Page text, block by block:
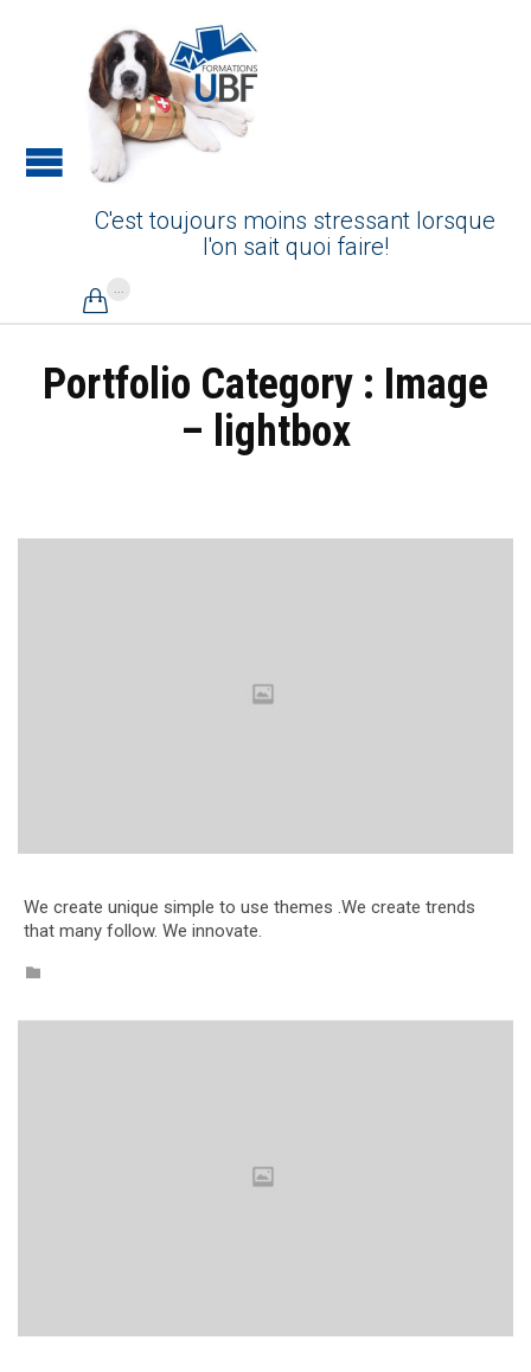
C'est toujours moins stressant lorsque
l'on sait quoi faire!

Portfolio Category : Image
– lightbox
We create unique simple to use themes .We create trends
that many follow. We innovate.
